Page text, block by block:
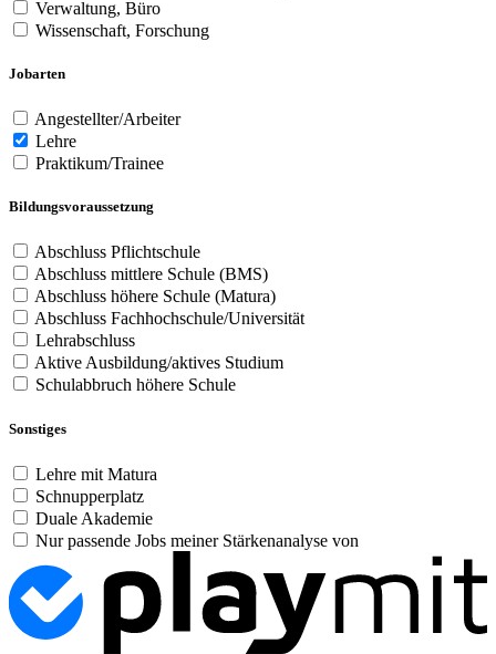
Verwaltung, Büro
Wissenschaft, Forschung
Jobarten
Angestellter/Arbeiter
Lehre
Praktikum/Trainee
Bildungsvoraussetzung
Abschluss Pflichtschule
Abschluss mittlere Schule (BMS)
Abschluss höhere Schule (Matura)
Abschluss Fachhochschule/Universität
Lehrabschluss
Aktive Ausbildung/aktives Studium
Schulabbruch höhere Schule
Sonstiges
Lehre mit Matura
Schnupperplatz
Duale Akademie
Nur passende Jobs meiner Stärkenanalyse von